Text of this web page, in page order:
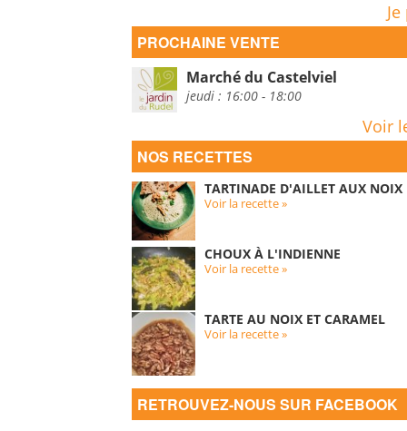
PROCHAINE VENTE
Marché du Castelviel
jeudi : 16:00 - 18:00
Voir
NOS RECETTES
TARTINADE D'AILLET AUX NOIX
Voir la recette »
CHOUX À L'INDIENNE
Voir la recette »
TARTE AU NOIX ET CARAMEL
Voir la recette »
RETROUVEZ-NOUS SUR FACEBOOK